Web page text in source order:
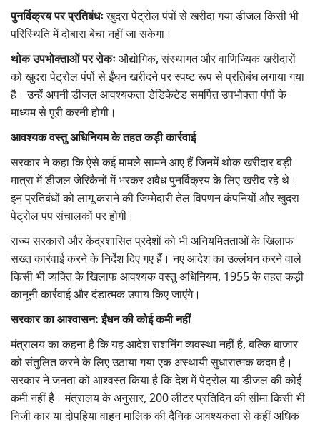
पुनर्विक्रय पर प्रतिबंधःखुदरा पेट्रोल पंपों से खरीदा गया डीजल किसी भी
परिस्थिति में दोबारा बेचा नहीं जा सकेगा।
थोक उपभोक्ताओं पर रोकःऔद्योगिक, संस्थागत और वाणिज्यिक खरीदारों
को खुदरा पेट्रोल पंपों से ईंधन खरीदने पर स्पष्ट रूप से प्रतिबंध लगाया गया
है। उन्हें अपनी डीजल आवश्यकता डेडिकेटेड समर्पित उपभोक्ता पंपों के
माध्यम से पूरी करनी होगी।
आवश्यक वस्तु अधिनियम के तहत कड़ी कार्रवाई
सरकार ने कहा कि ऐसे कई मामले सामने आए हैं जिनमें थोक खरीदार बड़ी
मात्रा में डीजल जेरिकैनों में भरकर अवैध पुनर्विक्रय के लिए खरीद रहे थे।
इन प्रतिबंधों को लागू कराने की जिम्मेदारी तेल विपणन कंपनियों और खुदरा
पेट्रोल पंप संचालकों पर होगी।
राज्य सरकारों और केंद्रशासित प्रदेशों को भी अनियमितताओं के खिलाफ
सख्त कार्रवाई करने के निर्देश दिए गए हैं। नए आदेश का उल्लंघन करने वाले
किसी भी व्यक्ति के खिलाफ आवश्यक वस्तु अधिनियम, 1955 के तहत कड़ी
कानूनी कार्रवाई और दंडात्मक उपाय किए जाएंगे।
सरकार का आश्वासन: ईंधन की कोई कमी नहीं
मंत्रालय का कहना है कि यह आदेश राशनिंग व्यवस्था नहीं है, बल्कि बाजार
को संतुलित करने के लिए उठाया गया एक अस्थायी सुधारात्मक कदम है।
सरकार ने जनता को आश्वस्त किया है कि देश में पेट्रोल या डीजल की कोई
कमी नहीं है। मंत्रालय के अनुसार, 200 लीटर प्रतिदिन की सीमा किसी भी
निजी कार या दोपहिया वाहन मालिक की दैनिक आवश्यकता से कहीं अधिक